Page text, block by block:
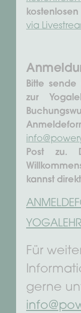
via
Bitte
zur
Post zu.
kannst
Für
gerne